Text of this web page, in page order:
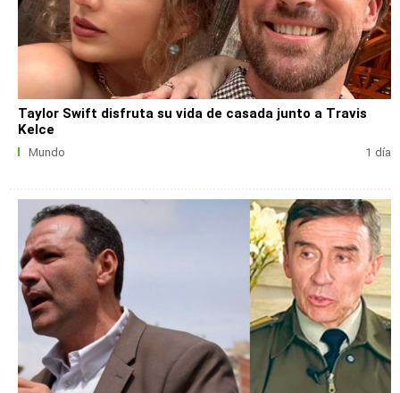
Taylor Swift disfruta su vida de casada junto a Travis
Kelce
Mundo 1 día